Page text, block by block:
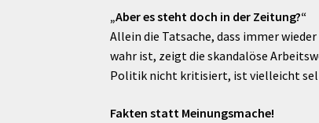
„Aber es steht doch in der Zeitung?“
Allein die Tatsache, dass immer
wahr ist, zeigt die skandalöse
Politik nicht kritisiert, ist vielleicht
Fakten statt Meinungsmache!